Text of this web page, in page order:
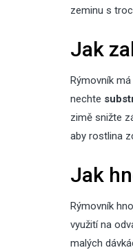
zeminu s
Jak
Rýmovník
nechte
zimě snižte
aby rostlina
Jak
Rýmovník
využití na
malých